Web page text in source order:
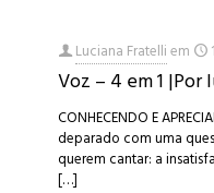
Luciana Fratelliem
Voz – 4 em 1 |Por
CONHECENDO E
deparado com uma
querem cantar: a
[…]